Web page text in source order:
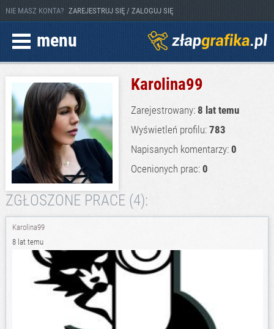
NIE MASZ KONTA? ZAREJESTRUJ SIĘ / ZALOGUJ SIĘ
menu
Karolina99
Zarejestrowany: 8 lat temu
Wyświetleń profilu: 783
Napisanych komentarzy: 0
Ocenionych prac: 0
ZGŁOSZONE PRACE (4):
Karolina99
8 lat temu